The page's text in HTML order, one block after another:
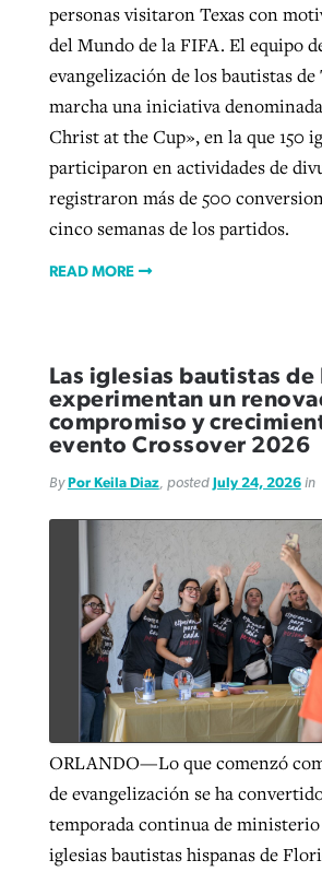
personas visitaron Texas con
del Mundo de la FIFA. El equipo
evangelización de los bautistas de
marcha una iniciativa
Christ at the Cup», en la que 150
participaron en actividades de
registraron más de 500
cinco semanas de los partidos.
READ MORE
Las iglesias bautistas
experimentan un
compromiso y
evento Crossover 2026
By Por Keila Diaz, posted July 24, 2026in
ORLANDO—Lo que comenzó
de evangelización se ha
temporada continua de ministerio
iglesias bautistas hispanas de